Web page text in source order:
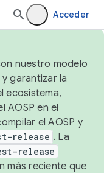
Acceder
nuestro modelo
garantizar la
ecosistema,
AOSP en el
el AOSP y
release . La
release
más reciente que